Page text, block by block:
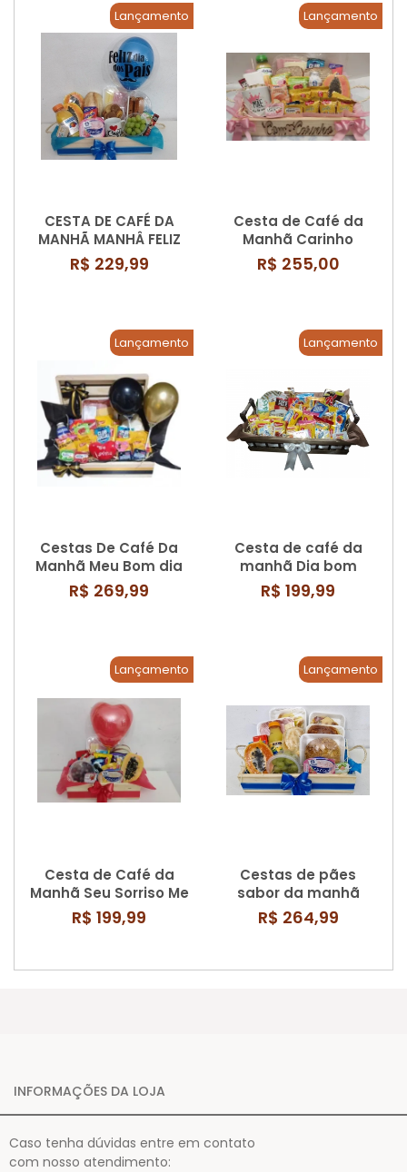
Lançamento
CESTA DE CAFÉ DA
MANHÃ MANHÂ FELIZ
R$ 229,99
Lançamento
Cesta de Café da
Manhã Carinho
Infinito
R$ 255,00
Lançamento
Cestas De Café Da
Manhã Meu Bom dia
Pra Você
R$ 269,99
Lançamento
Cesta de café da
manhã Dia bom
R$ 199,99
Lançamento
Cesta de Café da
Manhã Seu Sorriso Me
Alegra
R$ 199,99
Lançamento
Cestas de pães
sabor da manhã
R$ 264,99
INFORMAÇÕES DA LOJA
Caso tenha dúvidas entre em contato
com nosso atendimento: